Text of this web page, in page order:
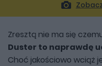
Zresztą nie ma się
Duster to naprawdę
Choć jakościowo wciąż